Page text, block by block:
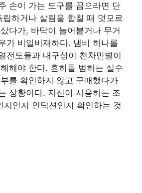
손이 가는 도구를 꼽으라면 단
하거나 살림을 합칠 때 멋모르
다가, 바닥이 눌어붙거나 무거
가 비일비재하다. 냄비 하나를
전도율과 내구성이 천차만별이
해야 한다. 흔히들 범하는 실수
를 확인하지 않고 구매했다가
상황이다. 자신이 사용하는 조
지인지 인덕션인지 확인하는 것